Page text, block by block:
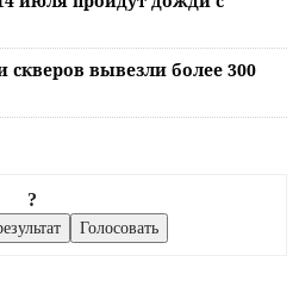
скверов вывезли более 300
?